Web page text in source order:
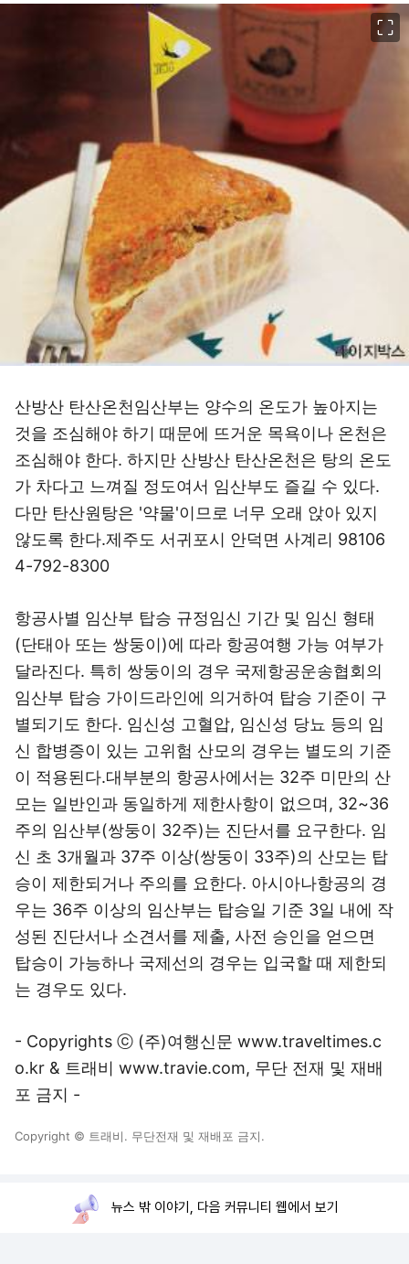
산방산 탄산온천임산부는 양수의 온도가 높아지는
것을 조심해야 하기 때문에 뜨거운 목욕이나 온천은
조심해야 한다. 하지만 산방산 탄산온천은 탕의 온도
가 차다고 느껴질 정도여서 임산부도 즐길 수 있다.
다만 탄산원탕은 '약물'이므로 너무 오래 앉아 있지
않도록 한다.제주도 서귀포시 안덕면 사계리 98106
4-792-8300
항공사별 임산부 탑승 규정임신 기간 및 임신 형태
(단태아 또는 쌍둥이)에 따라 항공여행 가능 여부가
달라진다. 특히 쌍둥이의 경우 국제항공운송협회의
임산부 탑승 가이드라인에 의거하여 탑승 기준이 구
별되기도 한다. 임신성 고혈압, 임신성 당뇨 등의 임
신 합병증이 있는 고위험 산모의 경우는 별도의 기준
이 적용된다.대부분의 항공사에서는 32주 미만의 산
모는 일반인과 동일하게 제한사항이 없으며, 32~36
주의 임산부(쌍둥이 32주)는 진단서를 요구한다. 임
신 초 3개월과 37주 이상(쌍둥이 33주)의 산모는 탑
승이 제한되거나 주의를 요한다. 아시아나항공의 경
우는 36주 이상의 임산부는 탑승일 기준 3일 내에 작
성된 진단서나 소견서를 제출, 사전 승인을 얻으면
탑승이 가능하나 국제선의 경우는 입국할 때 제한되
는 경우도 있다.
- Copyrights ⓒ (주)여행신문 www.traveltimes.c
o.kr & 트래비 www.travie.com, 무단 전재 및 재배
포 금지 -
Copyright © 트래비. 무단전재 및 재배포 금지.
뉴스 밖 이야기, 다음 커뮤니티 웹에서 보기